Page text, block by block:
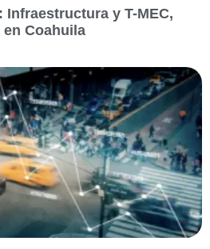
Infraestructura y T-MEC,
Coahuila